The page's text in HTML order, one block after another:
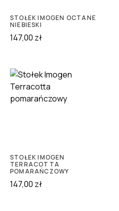
STOŁEK IMOGEN OCTANE
NIEBIESKI
147,00 zł
STOŁEK IMOGEN
TERRACOTTA
POMARAŃCZOWY
147,00 zł